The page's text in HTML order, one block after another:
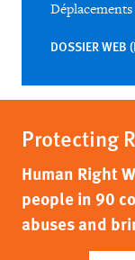
DOSSIER WEB
Protecting
Human Right
people in 90
abuses and